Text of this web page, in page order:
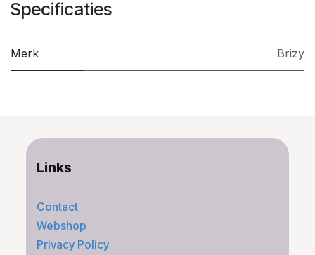
Specificaties
Merk Brizy
Links
Contact
Webshop
Privacy Policy